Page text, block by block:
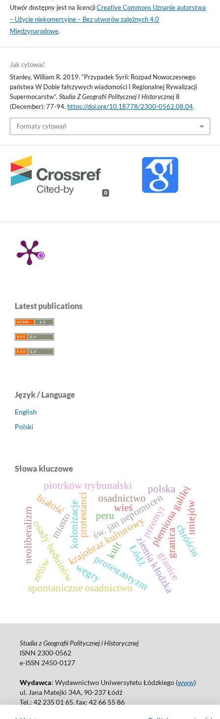
Utwór dostępny jest na licencjiCreative Commons Uznanie autorstwa
– Użycie niekomercyjne – Bez utworów zależnych 4.0
Międzynarodowe.
Jak cytować
Stanley, William R. 2019. “Przypadek Syrii: Rozpad Nowoczesnego
państwa W Dobie fałszywych wiadomości I Regionalnej Rywalizacji
Supermocarstw”. Studia Z Geografii Politycznej I Historycznej8
(December): 77-94. https://doi.org/10.18778/2300-0562.08.04.
Formaty cytowań
0
Latest publications
Język / Language
English
Polski
Słowa kluczowe
ziemia kłodzka
św. jan nepomucen
kult
protestanci
krajobraz kulturowy
Łódź
miasto
osady beduinów
plemiona galilei
spontaniczne osadnictwo
protestantyzm
piotrków trybunalski
granica
wieś
osadnictwo
polska
przemyt
kolonizacje
zelów węgry granice
peru
białość
neoliberalizm chróścin
uniejów
Studia z Geografii Politycznej i Historycznej
ISNN 2300-0562
e-ISSN 2450-0127
Wydawca: Wydawnictwo Uniwersytetu Łódzkiego (www)
ul. Jana Matejki 34A, 90-237 Łódź
Tel.: 42 235 01 65, fax: 42 66 55 86